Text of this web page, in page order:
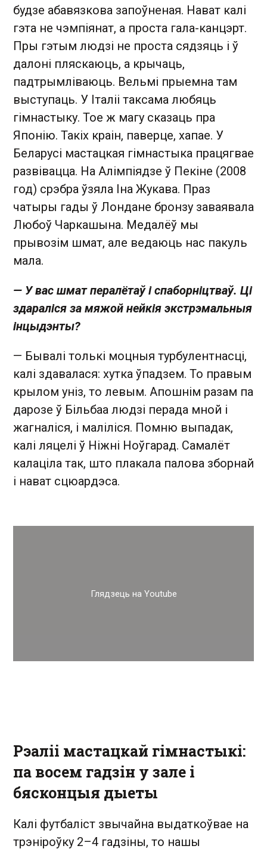
будзе абавязкова запоўненая. Нават калі
гэта не чэмпіянат, а проста гала-канцэрт.
Пры гэтым людзі не проста сядзяць і ў
далоні пляскаюць, а крычаць,
падтрымліваюць. Вельмі прыемна там
выступаць. У Італіі таксама любяць
гімнастыку. Тое ж магу сказаць пра
Японію. Такіх краін, паверце, хапае. У
Беларусі мастацкая гімнастыка працягвае
развівацца. На Алімпіядзе ў Пекіне (2008
год) срэбра ўзяла Іна Жукава. Праз
чатыры гады ў Лондане бронзу заваявала
Любоў Чаркашына. Медалёў мы
прывозім шмат, але ведаюць нас пакуль
мала.
— У вас шмат пералётаў і спаборніцтваў. Ці
здараліся за мяжой нейкія экстрэмальныя
інцыдэнты?
— Бывалі толькі моцныя турбулентнасці,
калі здавалася: хутка ўпадзем. То правым
крылом уніз, то левым. Апошнім разам па
дарозе ў Більбаа людзі перада мной і
жагналіся, і маліліся. Помню выпадак,
калі ляцелі ў Ніжні Ноўгарад. Самалёт
калаціла так, што плакала палова зборнай
і нават сцюардэса.
Глядзець на Youtube
Рэаліі мастацкай гімнастыкі:
па восем гадзін у зале і
бясконцыя дыеты
Калі футбаліст звычайна выдаткоўвае на
трэніроўку 2–4 гадзіны, то нашы